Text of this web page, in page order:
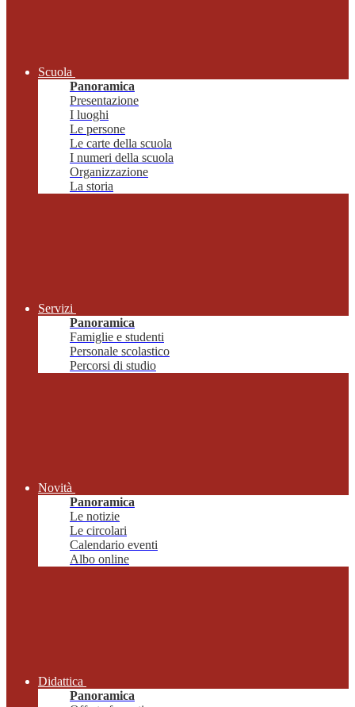
Scuola
Panoramica
Presentazione
I luoghi
Le persone
Le carte della scuola
I numeri della scuola
Organizzazione
La storia
Servizi
Panoramica
Famiglie e studenti
Personale scolastico
Percorsi di studio
Novità
Panoramica
Le notizie
Le circolari
Calendario eventi
Albo online
Didattica
Panoramica